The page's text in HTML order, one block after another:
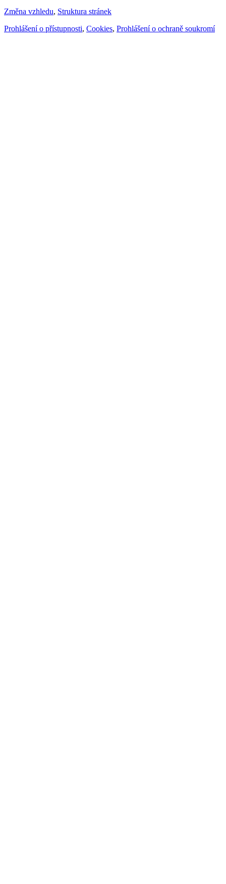
Změna vzhledu, Struktura stránek
Prohlášení o přístupnosti, Cookies, Prohlášení o ochraně soukromí